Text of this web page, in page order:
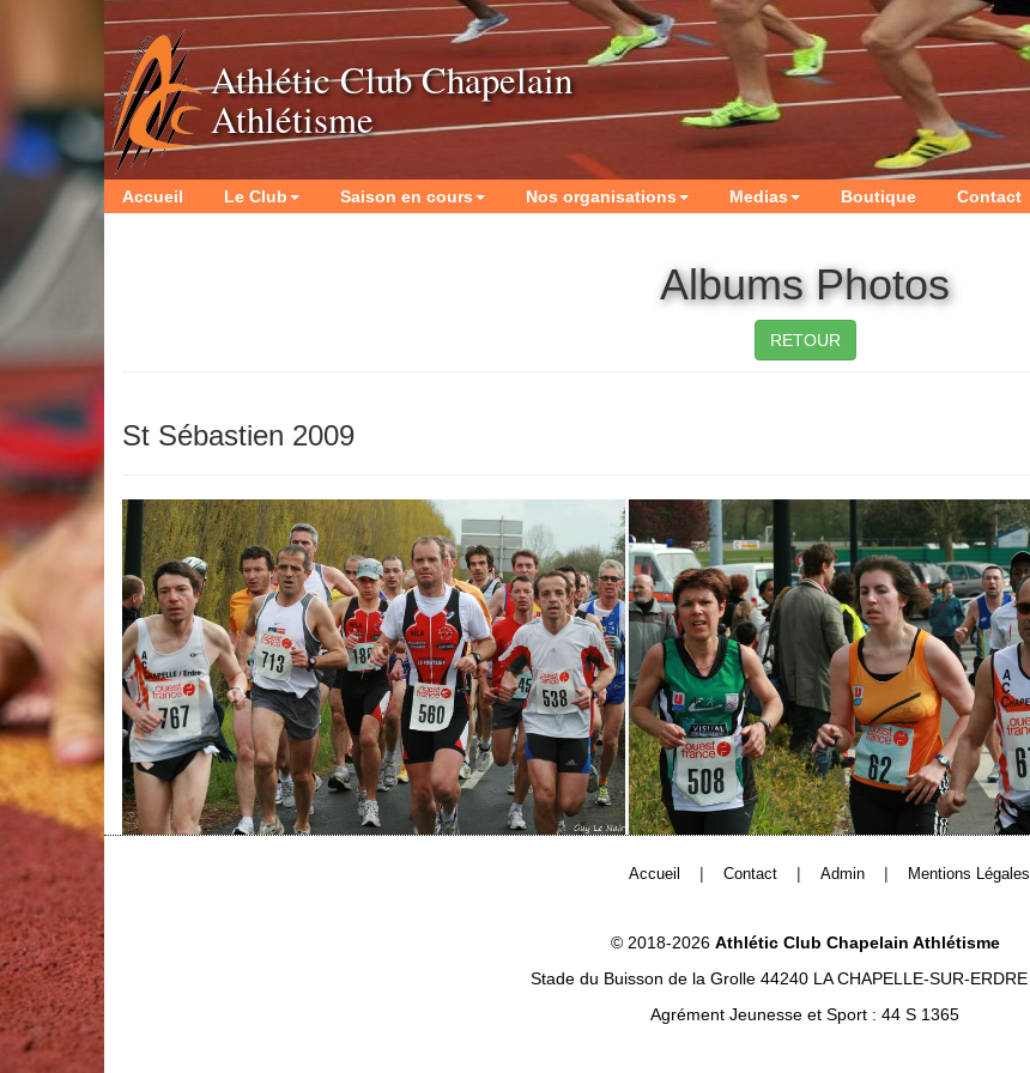
Athlétic Club Chapelain
Athlétisme
Accueil Le Club Saison en cours Nos organisations Medias Boutique Contact
Albums Photos
RETOUR
St Sébastien 2009
Accueil | Contact | Admin | Mentions Légales
© 2018-2026 Athlétic Club Chapelain Athlétisme
Stade du Buisson de la Grolle 44240 LA CHAPELLE-SUR-ERDRE
Agrément Jeunesse et Sport : 44 S 1365